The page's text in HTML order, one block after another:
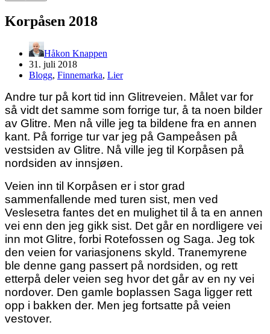
Korpåsen 2018
Håkon Knappen
31. juli 2018
Blogg, Finnemarka, Lier
Andre tur på kort tid inn Glitreveien. Målet var for
så vidt det samme som forrige tur, å ta noen bilder
av Glitre. Men nå ville jeg ta bildene fra en annen
kant. På forrige tur var jeg på Gampeåsen på
vestsiden av Glitre. Nå ville jeg til Korpåsen på
nordsiden av innsjøen.
Veien inn til Korpåsen er i stor grad
sammenfallende med turen sist, men ved
Veslesetra fantes det en mulighet til å ta en annen
vei enn den jeg gikk sist. Det går en nordligere vei
inn mot Glitre, forbi Rotefossen og Saga. Jeg tok
den veien for variasjonens skyld. Tranemyrene
ble denne gang passert på nordsiden, og rett
etterpå deler veien seg hvor det går av en ny vei
nordover. Den gamle boplassen Saga ligger rett
opp i bakken der. Men jeg fortsatte på veien
vestover.